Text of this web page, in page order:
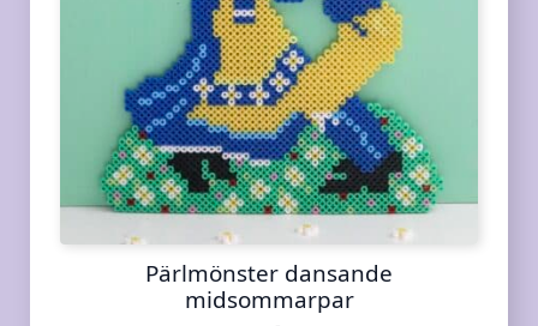
Pärlmönster dansande
midsommarpar